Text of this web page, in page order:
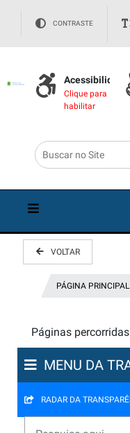
CONTRASTE
Acessibilidade
Clique para
habilitar
VOLTAR
PÁGINA PRINCIPAL
Páginas
MENU DA
RADAR DA